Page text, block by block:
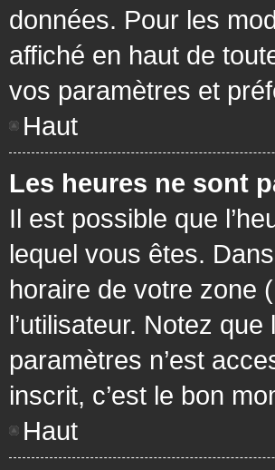
données. Pour les
affiché en haut de
vos paramètres et
Haut
Les heures ne sont
Il est possible que
lequel vous êtes.
horaire de votre zone
l’utilisateur. Notez
paramètres n’est
inscrit, c’est le bon
Haut